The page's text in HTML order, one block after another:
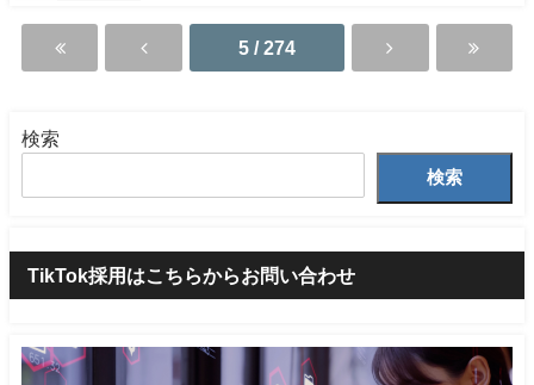
5 / 274
検索
検索
TikTok採用はこちらからお問い合わせ